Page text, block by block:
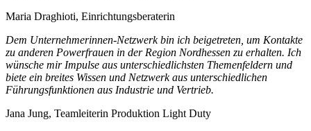
Maria Draghioti, Einrichtungsberaterin
Dem Unternehmerinnen-Netzwerk bin ich beigetreten, um Kontakte
zu anderen Powerfrauen in der Region Nordhessen zu erhalten. Ich
wünsche mir Impulse aus unterschiedlichsten Themenfeldern und
biete ein breites Wissen und Netzwerk aus unterschiedlichen
Führungsfunktionen aus Industrie und Vertrieb.
Jana Jung, Teamleiterin Produktion Light Duty